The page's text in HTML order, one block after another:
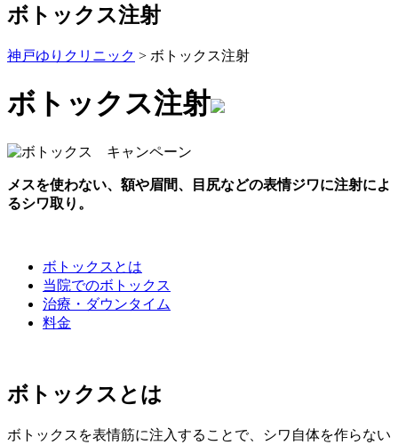
ボトックス注射
神戸ゆりクリニック > ボトックス注射
ボトックス注射
メスを使わない、額や眉間、目尻などの表情ジワに注射によ
るシワ取り。
ボトックスとは
当院でのボトックス
治療・ダウンタイム
料金
ボトックスとは
ボトックスを表情筋に注入することで、シワ自体を作らない